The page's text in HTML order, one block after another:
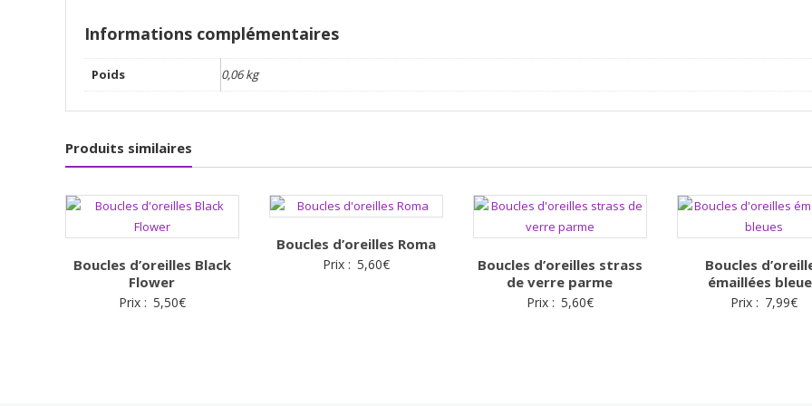
Informations complémentaires
Poids 0,06 kg
Produits similaires
Boucles d’oreilles Black
Flower
Prix : 5,50€
Boucles d’oreilles Roma
Prix : 5,60€
Boucles d’oreilles strass
de verre parme
Prix : 5,60€
Boucles
émaillées
Prix : 7,99€